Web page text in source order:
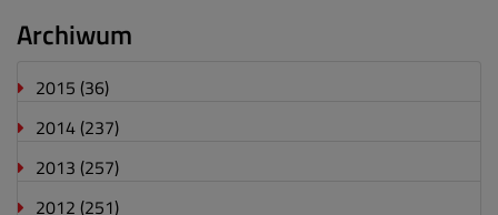
Archiwum
2015 (36)
2014 (237)
2013 (257)
2012 (251)